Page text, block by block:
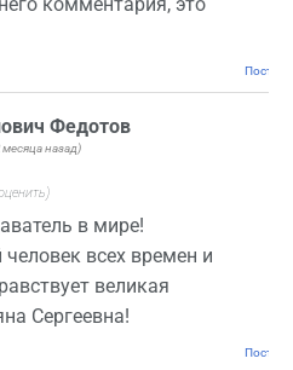
Федотов
месяца назад)
в мире!
всех времен и
великая
Сергеевна!